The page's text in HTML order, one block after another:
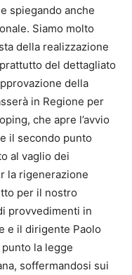
spiegando anche
Siamo molto
della realizzazione
del dettagliato
della
in Regione per
che apre l’avvio
il secondo punto
al vaglio dei
la rigenerazione
per il nostro
provvedimenti in
e il dirigente Paolo
la legge
soffermandosi sui